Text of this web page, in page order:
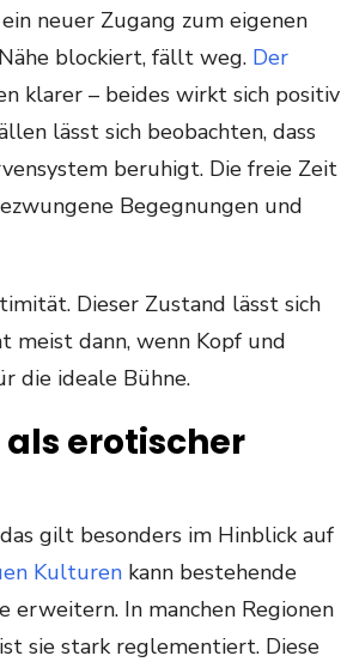
neuer Zugang zum eigenen
blockiert, fällt weg. Der
klarer – beides wirkt sich positiv
lässt sich beobachten, dass
beruhigt. Die freie Zeit
Begegnungen und
Dieser Zustand lässt sich
meist dann, wenn Kopf und
die ideale Bühne.
erotischer
gilt besonders im Hinblick auf
Kulturen kann bestehende
In manchen Regionen
sie stark reglementiert. Diese